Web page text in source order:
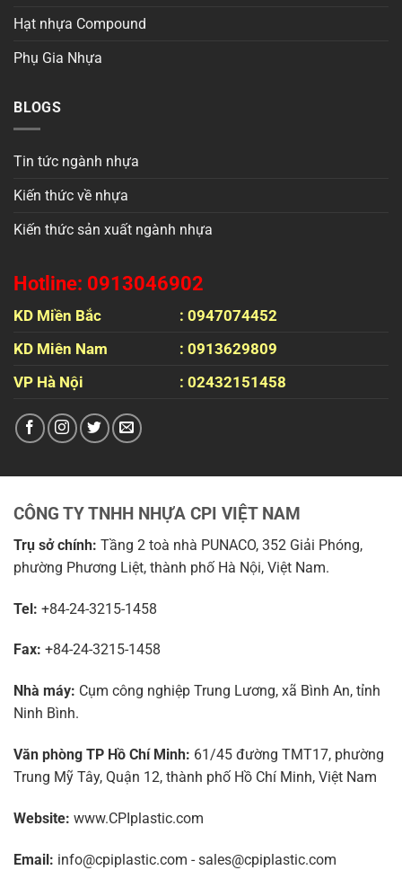
Hạt nhựa Compound
Phụ Gia Nhựa
BLOGS
Tin tức ngành nhựa
Kiến thức về nhựa
Kiến thức sản xuất ngành nhựa
Hotline: 0913046902
KD Miền Bắc
: 0947074452
KD Miên Nam
: 0913629809
VP Hà Nội
: 02432151458
CÔNG TY TNHH NHỰA CPI VIỆT NAM
Trụ sở chính: Tầng 2 toà nhà PUNACO, 352 Giải Phóng,
phường Phương Liệt, thành phố Hà Nội, Việt Nam.
Tel: +84-24-3215-1458
Fax: +84-24-3215-1458
Nhà máy: Cụm công nghiệp Trung Lương, xã Bình An, tỉnh
Ninh Bình.
Văn phòng TP Hồ Chí Minh: 61/45 đường TMT17, phường
Trung Mỹ Tây, Quận 12, thành phố Hồ Chí Minh, Việt Nam
Website: www.CPIplastic.com
Email: info@cpiplastic.com - sales@cpiplastic.com